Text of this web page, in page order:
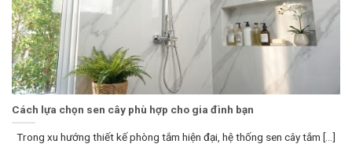
Cách lựa chọn sen cây phù hợp cho gia đình bạn
Trong xu hướng thiết kế phòng tắm hiện đại, hệ thống sen cây tắm [...]